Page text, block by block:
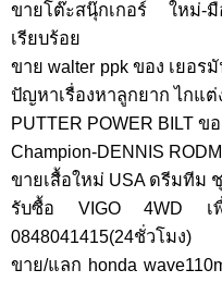
ขายโต๊ะสนุ๊กเกอร์ ใหม่-
เรียบร้อย
ขาย walter ppk ของ เยอ
ปัญหาเรื่องหาลูกยาก ไกแ
PUTTER POWER BILT
Champion-DENNIS
ขายเสื้อใหม่ USA ดรีมทีม
รับซื้อ VIGO 4WD เ
0848041415(24ชั่วโมง)
ขาย/แลก honda